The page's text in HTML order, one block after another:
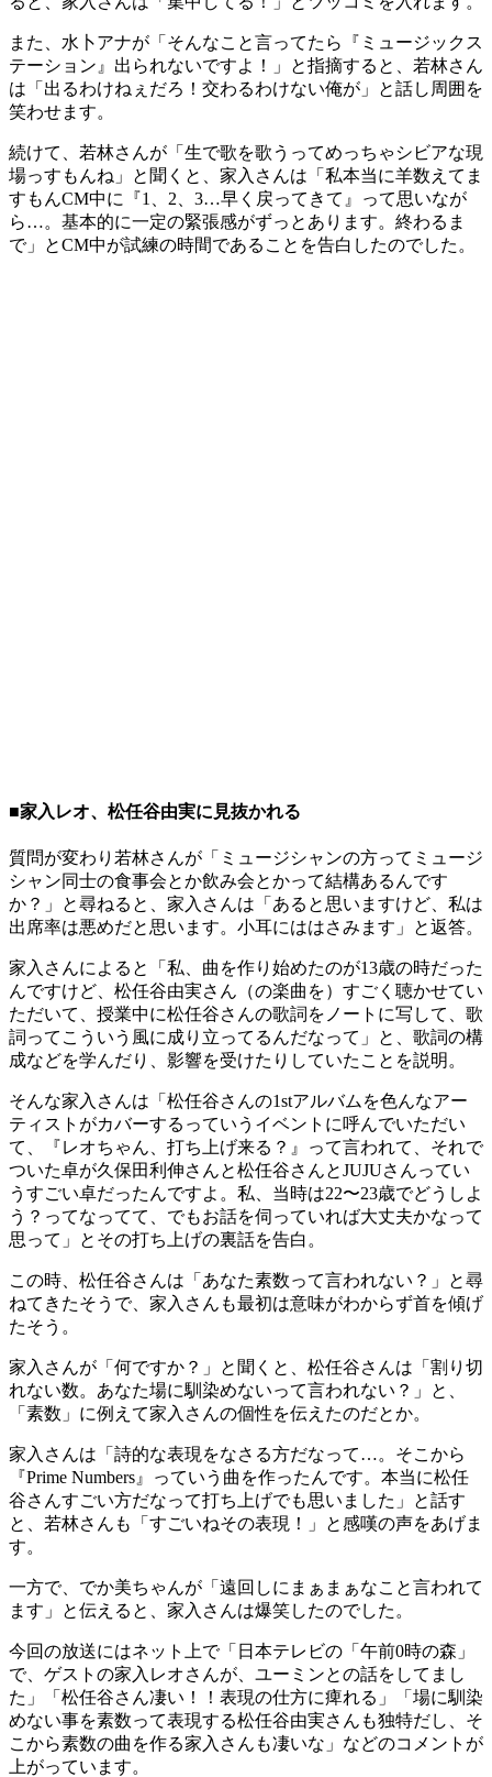
また、水卜アナが「そんなこと言ってたら『ミュージックス
テーション』出られないですよ！」と指摘すると、若林さん
は「出るわけねぇだろ！交わるわけない俺が」と話し周囲を
笑わせます。
続けて、若林さんが「生で歌を歌うってめっちゃシビアな現
場っすもんね」と聞くと、家入さんは「私本当に羊数えてま
すもんCM中に『1、2、3…早く戻ってきて』って思いなが
ら…。基本的に一定の緊張感がずっとあります。終わるま
で」とCM中が試練の時間であることを告白したのでした。
■家入レオ、松任谷由実に見抜かれる
質問が変わり若林さんが「ミュージシャンの方ってミュージ
シャン同士の食事会とか飲み会とかって結構あるんです
か？」と尋ねると、家入さんは「あると思いますけど、私は
出席率は悪めだと思います。小耳にははさみます」と返答。
家入さんによると「私、曲を作り始めたのが13歳の時だった
んですけど、松任谷由実さん（の楽曲を）すごく聴かせてい
ただいて、授業中に松任谷さんの歌詞をノートに写して、歌
詞ってこういう風に成り立ってるんだなって」と、歌詞の構
成などを学んだり、影響を受けたりしていたことを説明。
そんな家入さんは「松任谷さんの1stアルバムを色んなアー
ティストがカバーするっていうイベントに呼んでいただい
て、『レオちゃん、打ち上げ来る？』って言われて、それで
ついた卓が久保田利伸さんと松任谷さんとJUJUさんってい
うすごい卓だったんですよ。私、当時は22〜23歳でどうしよ
う？ってなってて、でもお話を伺っていれば大丈夫かなって
思って」とその打ち上げの裏話を告白。
この時、松任谷さんは「あなた素数って言われない？」と尋
ねてきたそうで、家入さんも最初は意味がわからず首を傾げ
たそう。
家入さんが「何ですか？」と聞くと、松任谷さんは「割り切
れない数。あなた場に馴染めないって言われない？」と、
「素数」に例えて家入さんの個性を伝えたのだとか。
家入さんは「詩的な表現をなさる方だなって…。そこから
『Prime Numbers』っていう曲を作ったんです。本当に松任
谷さんすごい方だなって打ち上げでも思いました」と話す
と、若林さんも「すごいねその表現！」と感嘆の声をあげま
す。
一方で、でか美ちゃんが「遠回しにまぁまぁなこと言われて
ます」と伝えると、家入さんは爆笑したのでした。
今回の放送にはネット上で「日本テレビの「午前0時の森」
で、ゲストの家入レオさんが、ユーミンとの話をしてまし
た」「松任谷さん凄い！！表現の仕方に痺れる」「場に馴染
めない事を素数って表現する松任谷由実さんも独特だし、そ
こから素数の曲を作る家入さんも凄いな」などのコメントが
上がっています。